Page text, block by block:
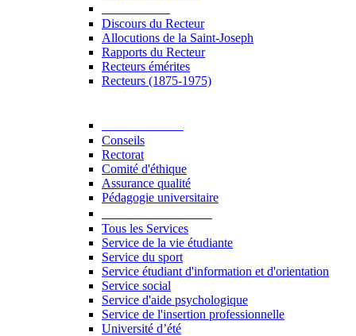
Discours du Recteur
Allocutions de la Saint-Joseph
Rapports du Recteur
Recteurs émérites
Recteurs (1875-1975)
Conseils
Rectorat
Comité d'éthique
Assurance qualité
Pédagogie universitaire
Tous les Services
Service de la vie étudiante
Service du sport
Service étudiant d'information et d'orientation
Service social
Service d'aide psychologique
Service de l'insertion professionnelle
Université d’été